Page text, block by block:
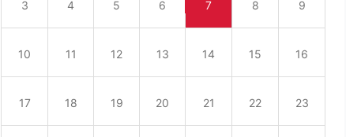
3 4 5 6 7 8 9
10 11 12 13 14 15 16
17 18 19 20 21 22 23